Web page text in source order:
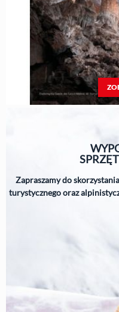
Zapraszamy do
turystycznego oraz